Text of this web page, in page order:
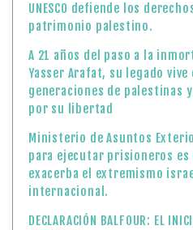
UNESCO defiende los
patrimonio palestino.
A 21 años del paso a la
Yasser Arafat, su legado vive
generaciones de palestinas
por su libertad
Ministerio de Asuntos
para ejecutar prisioneros es
exacerba el extremismo
internacional.
DECLARACIÓN BALFOUR: EL